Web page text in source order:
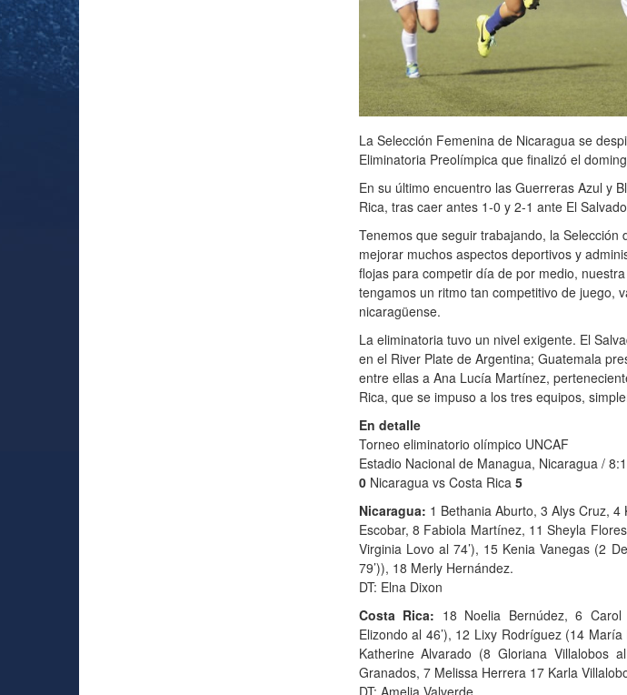
La Selección Femenina de Nicaragua se
Eliminatoria Preolímpica que finalizó el
En su último encuentro las Guerreras Azul y
Rica, tras caer antes 1-0 y 2-1 ante El
Tenemos que seguir trabajando, la Selección
mejorar muchos aspectos deportivos y
flojas para competir día de por medio,
tengamos un ritmo tan competitivo de juego,
nicaragüense.
La eliminatoria tuvo un nivel exigente. El
en el River Plate de Argentina; Guatemala
entre ellas a Ana Lucía Martínez,
Rica, que se impuso a los tres equipos,
En detalle
Torneo eliminatorio olímpico UNCAF
Estadio Nacional de Managua, Nicaragua /
0Nicaragua vs Costa Rica 5
Nicaragua: 1 Bethania Aburto, 3 Alys Cruz,
Escobar, 8 Fabiola Martínez, 11 Sheyla
Virginia Lovo al 74’), 15 Kenia Vanegas (2
79’)), 18 Merly Hernández.
DT: Elna Dixon
Costa Rica: 18 Noelia Bernúdez, 6
Elizondo al 46’), 12 Lixy Rodríguez (14
Katherine Alvarado (8 Gloriana Villalobos
Granados, 7 Melissa Herrera 17 Karla